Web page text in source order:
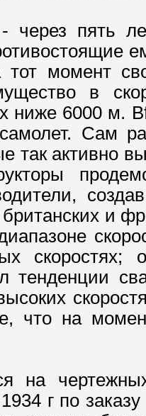
пять
тот момент
в
ниже 6000 м.
Сам
так активно
и
скоростях;
тенденции
что на
на
г по